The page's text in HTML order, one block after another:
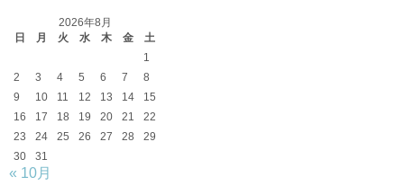
2026年8月
日
月 火 水 木 金
土
1
2
3 4 5 6 7
8
9
10 11 12 13 14
15
16
17 18 19 20 21
22
23
24 25 26 27 28
29
30
31
« 10月